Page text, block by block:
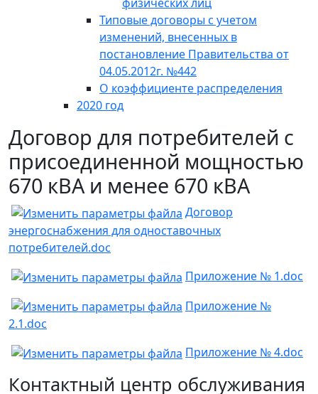
Типовые договоры с учетом
изменений, внесенных в
постановление Правительства от
04.05.2012г. №442
О коэффициенте распределения
2020 год
Договор для потребителей с
присоединенной мощностью
670 кВА и менее 670 кВА
Договор
энергоснабжения для одноставочных
потребителей.doc
Приложение № 1.doc
Приложение №
2.1.doc
Приложение № 4.doc
Контактный центр обслуживания